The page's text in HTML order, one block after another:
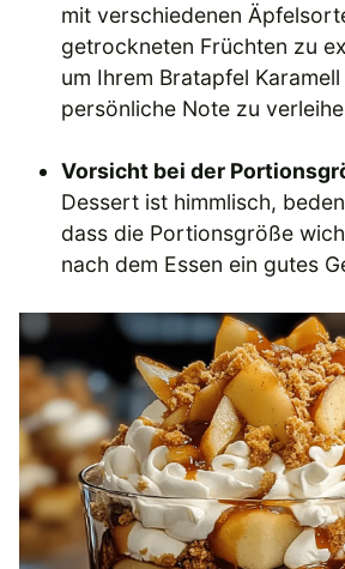
mit verschiedenen
getrockneten Früchten zu
um Ihrem Bratapfel
persönliche Note zu
Vorsicht bei der
Dessert ist himmlisch,
dass die Portionsgröße
nach dem Essen ein gutes